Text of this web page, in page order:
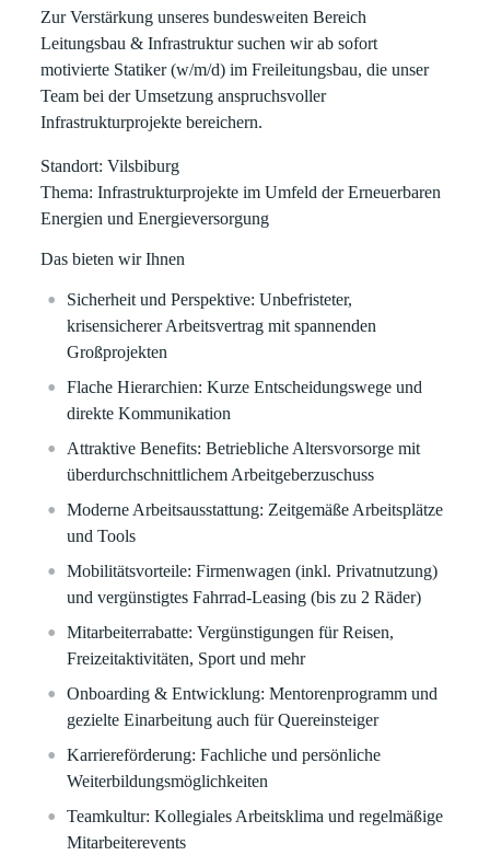
Zur Verstärkung unseres bundesweiten Bereich
Leitungsbau & Infrastruktursuchen wir ab sofort
motivierte Statiker (w/m/d) im Freileitungsbau,die unser
Team bei der Umsetzung anspruchsvoller
Infrastrukturprojekte bereichern.
Standort: Vilsbiburg
Thema: Infrastrukturprojekte im Umfeld der Erneuerbaren
Energien und Energieversorgung
Das bieten wir Ihnen
Sicherheit und Perspektive: Unbefristeter,
krisensicherer Arbeitsvertrag mit spannenden
Großprojekten
Flache Hierarchien: Kurze Entscheidungswege und
direkte Kommunikation
Attraktive Benefits: Betriebliche Altersvorsorge mit
überdurchschnittlichem Arbeitgeberzuschuss
Moderne Arbeitsausstattung: Zeitgemäße Arbeitsplätze
und Tools
Mobilitätsvorteile: Firmenwagen (inkl. Privatnutzung)
und vergünstigtes Fahrrad-Leasing (bis zu 2 Räder)
Mitarbeiterrabatte: Vergünstigungen für Reisen,
Freizeitaktivitäten, Sport und mehr
Onboarding & Entwicklung: Mentorenprogramm und
gezielte Einarbeitung auch für Quereinsteiger
Karriereförderung: Fachliche und persönliche
Weiterbildungsmöglichkeiten
Teamkultur: Kollegiales Arbeitsklima und regelmäßige
Mitarbeiterevents